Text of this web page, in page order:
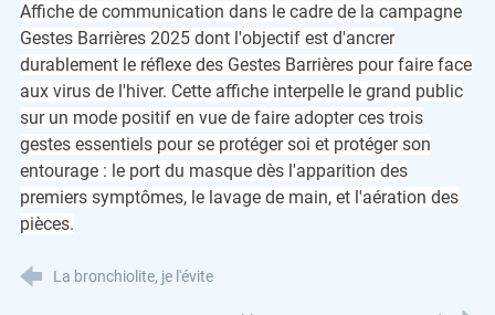
Affiche de communication dans le cadre de la campagne
Gestes Barrières 2025 dont l'objectif est d'ancrer
durablement le réflexe des Gestes Barrières pour faire face
aux virus de l'hiver. Cette affiche interpelle le grand public
sur un mode positif en vue de faire adopter ces trois
gestes essentiels pour se protéger soi et protéger son
entourage : le port du masque dès l'apparition des
premiers symptômes, le lavage de main, et l'aération des
pièces.
La bronchiolite, je l'évite